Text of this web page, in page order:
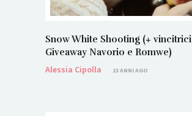
Snow White Shooting (+ vincitrici
Giveaway Navorio e Romwe)
Alessia Cipolla
13 ANNI AGO